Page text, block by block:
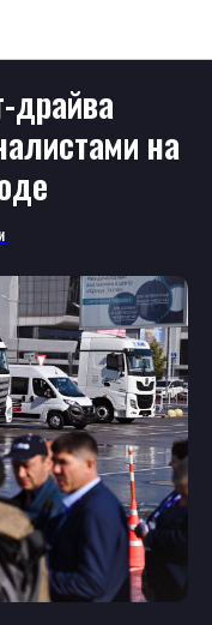
драйва
на